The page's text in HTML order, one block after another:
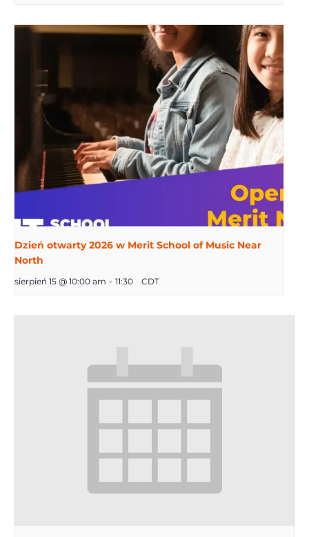
Dzień otwarty 2026 w Merit School of Music Near
North
sierpień 15 @ 10:00 am - 11:30 CDT